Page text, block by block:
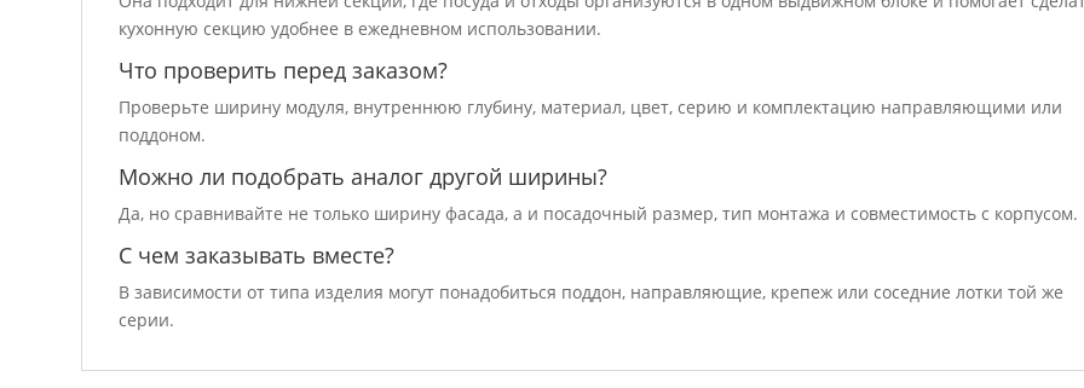
кухонную секцию удобнее в ежедневном использовании.
Что проверить перед заказом?
Проверьте ширину модуля, внутреннюю глубину, материал, цвет, серию и комплектацию направляющими или
поддоном.
Можно ли подобрать аналог другой ширины?
Да, но сравнивайте не только ширину фасада, а и посадочный размер, тип монтажа и совместимость с корпусом.
С чем заказывать вместе?
В зависимости от типа изделия могут понадобиться поддон, направляющие, крепеж или соседние лотки той же
серии.